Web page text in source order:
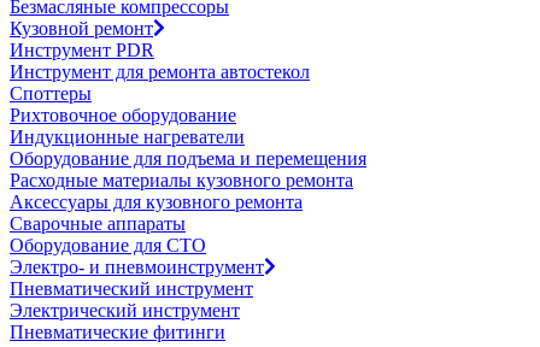
Безмасляные компрессоры
Кузовной ремонт
Инструмент PDR
Инструмент для ремонта автостекол
Споттеры
Рихтовочное оборудование
Индукционные нагреватели
Оборудование для подъема и перемещения
Расходные материалы кузовного ремонта
Аксессуары для кузовного ремонта
Сварочные аппараты
Оборудование для СТО
Электро- и пневмоинструмент
Пневматический инструмент
Электрический инструмент
Пневматические фитинги